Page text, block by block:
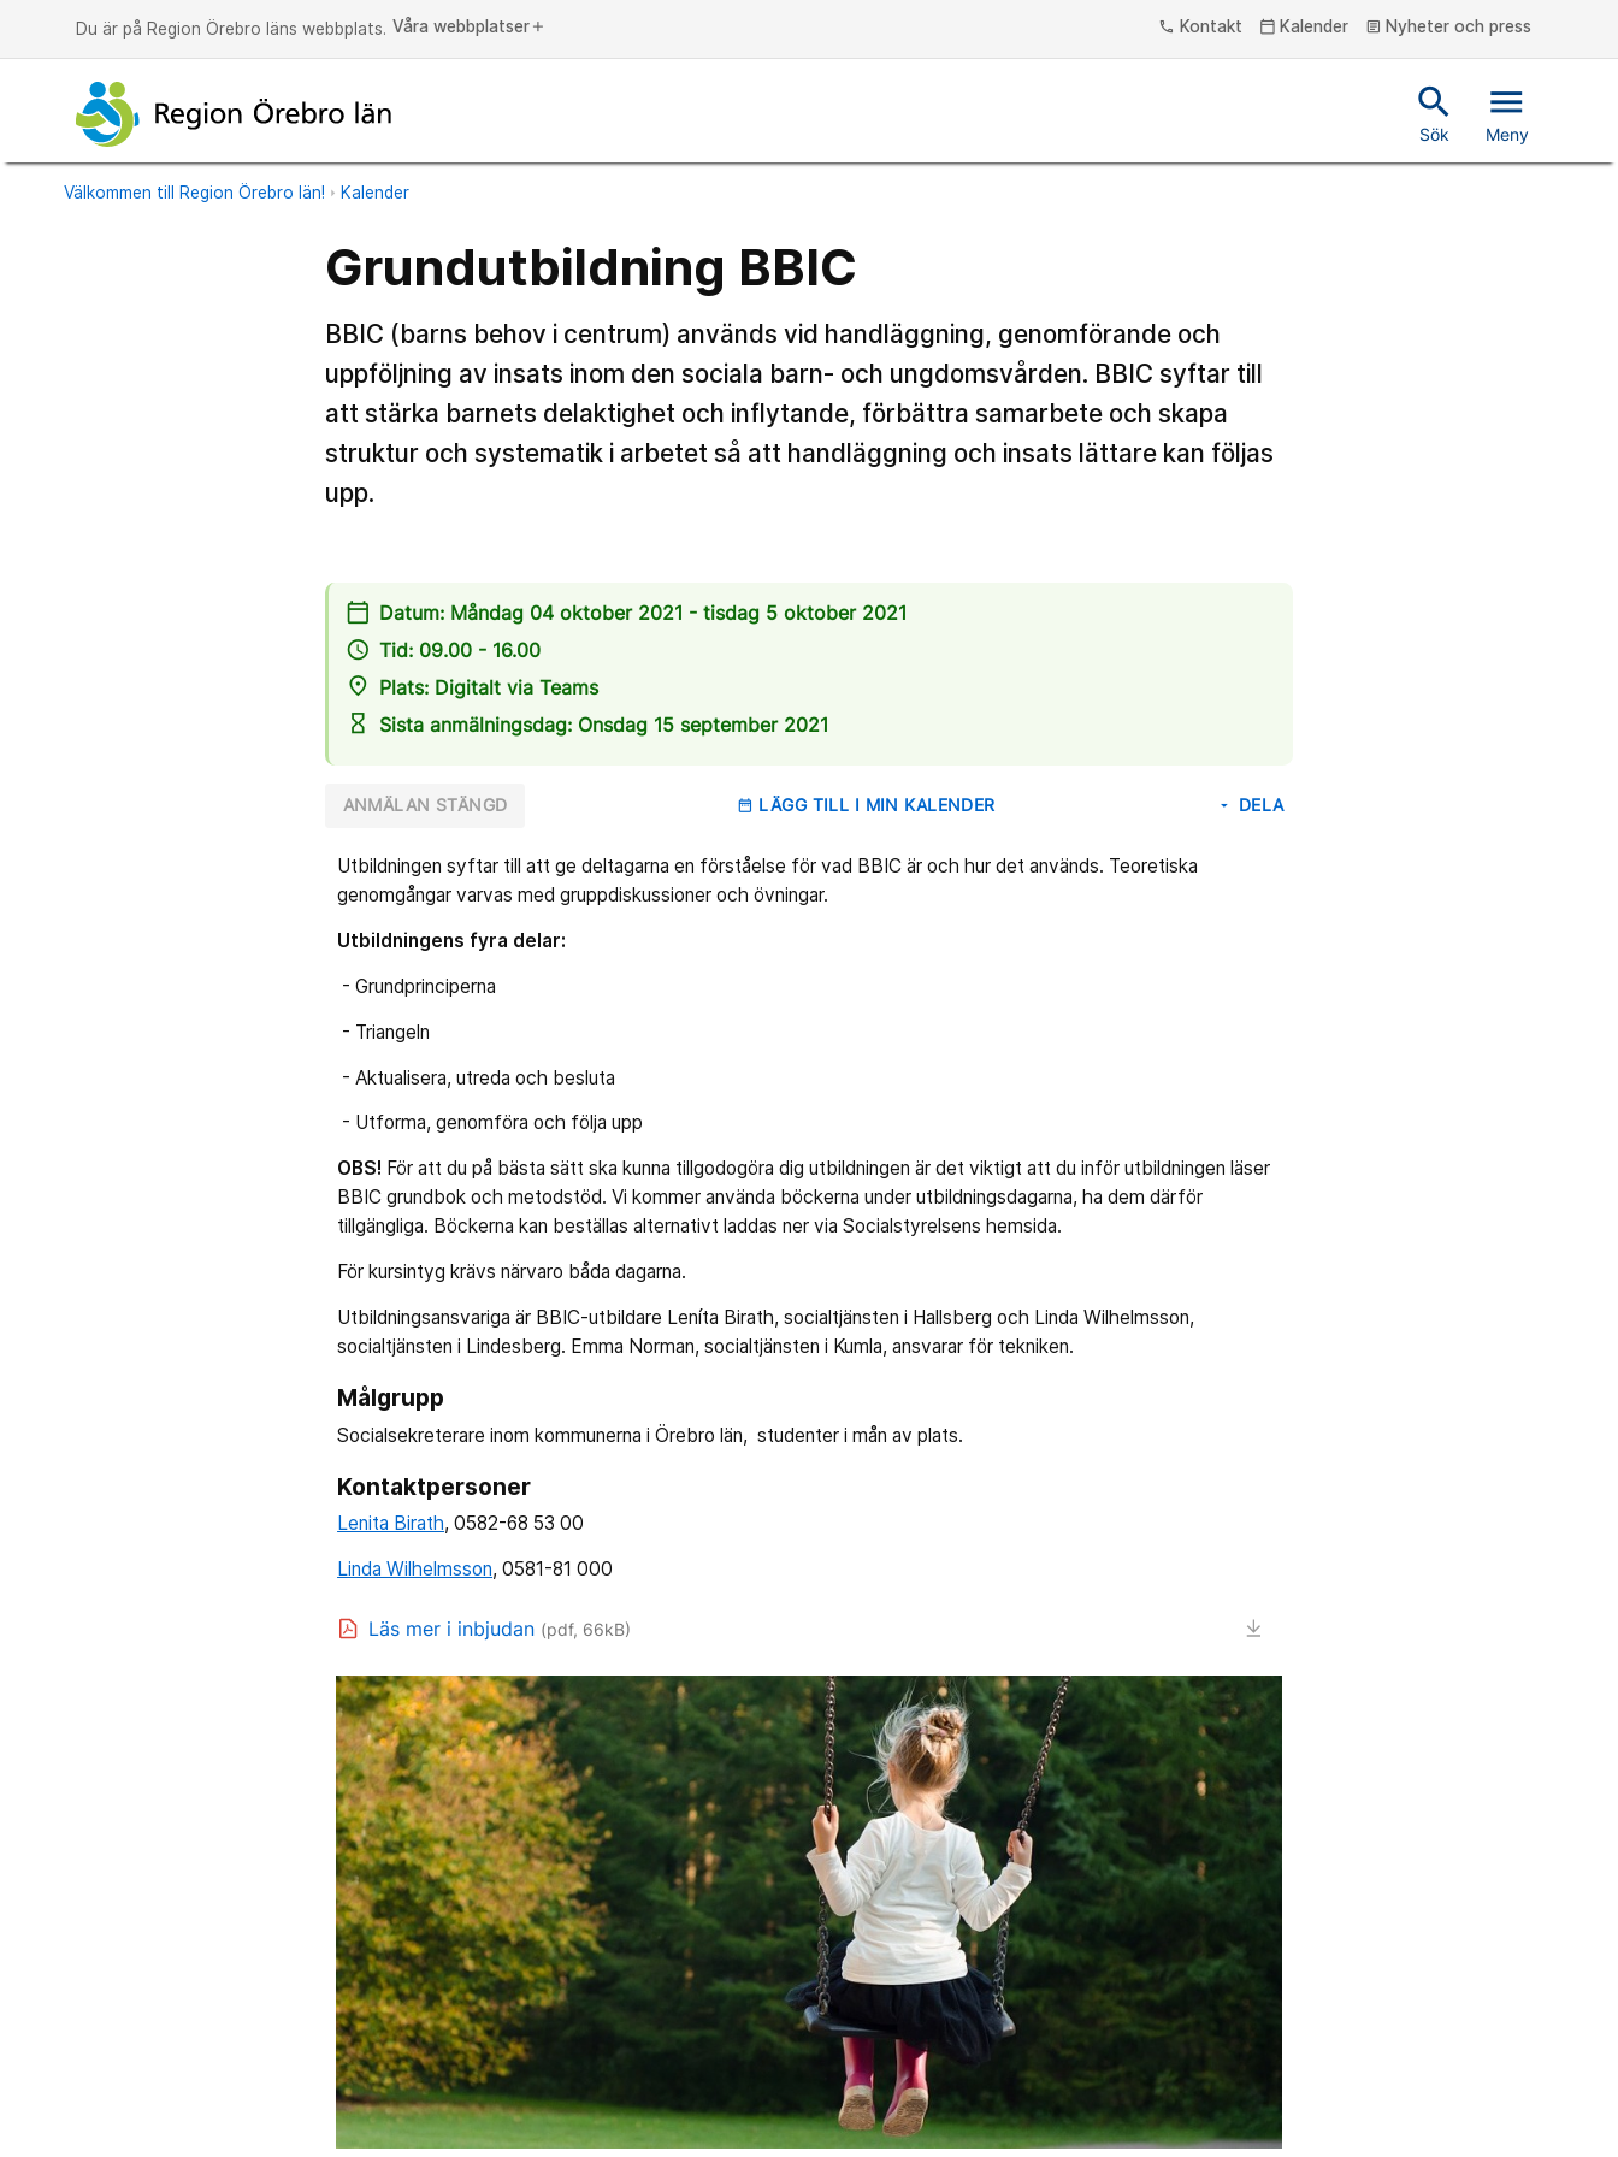
Du är på Region Örebro läns webbplats. Våra webbplatser add phone Kontakt calendar_today Kalender article Nyheter och press
search
Sök
menu
Meny
Välkommen till Region Örebro län! Kalender
Grundutbildning BBIC
BBIC (barns behov i centrum) används vid handläggning, genomförande och
uppföljning av insats inom den sociala barn- och ungdomsvården. BBIC syftar till
att stärka barnets delaktighet och inflytande, förbättra samarbete och skapa
struktur och systematik i arbetet så att handläggning och insats lättare kan följas
upp.
calendar_today Datum: Måndag 04 oktober 2021 - tisdag 5 oktober 2021
access_time Tid: 09.00 - 16.00
place Plats: Digitalt via Teams
hourglass_empty Sista anmälningsdag: Onsdag 15 september 2021
ANMÄLAN STÄNGD date_range LÄGG TILL I MIN KALENDER arrow_drop_down DELA
Utbildningen syftar till att ge deltagarna en förståelse för vad BBIC är och hur det används. Teoretiska
genomgångar varvas med gruppdiskussioner och övningar.
Utbildningens fyra delar:
- Grundprinciperna
- Triangeln
- Aktualisera, utreda och besluta
- Utforma, genomföra och följa upp
OBS! För att du på bästa sätt ska kunna tillgodogöra dig utbildningen är det viktigt att du inför utbildningen läser
BBIC grundbok och metodstöd. Vi kommer använda böckerna under utbildningsdagarna, ha dem därför
tillgängliga. Böckerna kan beställas alternativt laddas ner via Socialstyrelsens hemsida.
För kursintyg krävs närvaro båda dagarna.
Utbildningsansvariga är BBIC-utbildare Leníta Birath, socialtjänsten i Hallsberg och Linda Wilhelmsson,
socialtjänsten i Lindesberg. Emma Norman, socialtjänsten i Kumla, ansvarar för tekniken.
Målgrupp
Socialsekreterare inom kommunerna i Örebro län, studenter i mån av plats.
Kontaktpersoner
Lenita Birath, 0582-68 53 00
Linda Wilhelmsson, 0581-81 000
Läs mer i inbjudan (pdf, 66kB)